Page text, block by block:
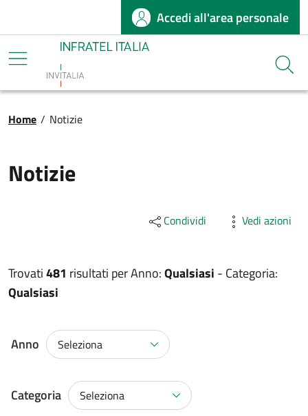
Salta al contenuto principaleAccedi all'area personale
Infratel
Briciole di pane
Home / Notizie
Notizie
Condividi Vedi azioni
Trovati481 risultati perAnno:Qualsiasi - Categoria:
Qualsiasi
Anno Seleziona
Categoria SelezionaCategoria